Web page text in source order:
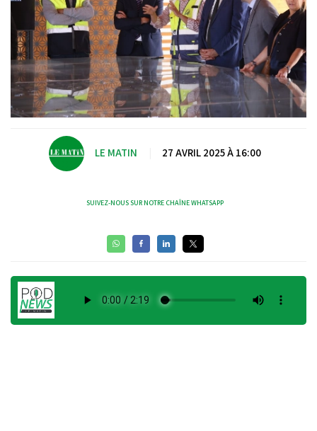
LE MATIN 27 AVRIL 2025 À 16:00
SUIVEZ-NOUS SUR NOTRE CHAÎNE WHATSAPP